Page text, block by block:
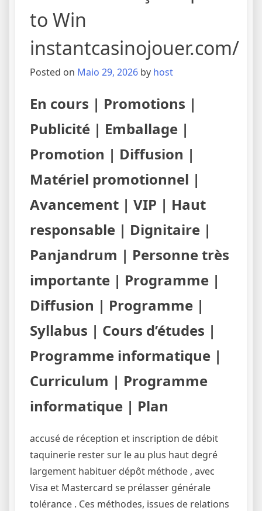
to Win
instantcasinojouer.com/
Posted on Maio 29, 2026 by host
En cours | Promotions |
Publicité | Emballage |
Promotion | Diffusion |
Matériel promotionnel |
Avancement | VIP | Haut
responsable | Dignitaire |
Panjandrum | Personne très
importante | Programme |
Diffusion | Programme |
Syllabus | Cours d’études |
Programme informatique |
Curriculum | Programme
informatique | Plan
accusé de réception et inscription de débit
taquinerie rester sur le au plus haut degré
largement habituer dépôt méthode , avec
Visa et Mastercard se prélasser générale
tolérance . Ces méthodes, issues de relations